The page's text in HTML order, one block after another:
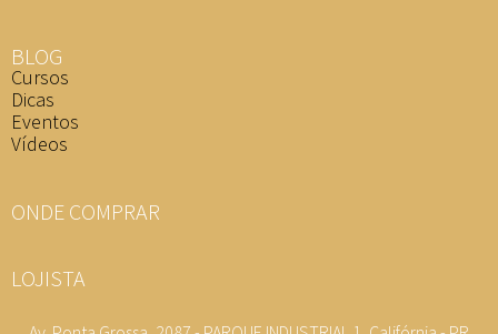
BLOG
Cursos
Dicas
Eventos
Vídeos
ONDE COMPRAR
LOJISTA